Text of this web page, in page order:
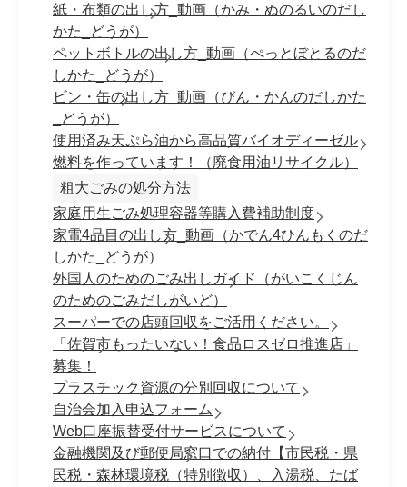
紙・布類の出し方_動画（かみ・ぬのるいのだし
かた_どうが）
ペットボトルの出し方_動画（ぺっとぼとるのだ
しかた_どうが）
ビン・缶の出し方_動画（びん・かんのだしかた
_どうが）
使用済み天ぷら油から高品質バイオディーゼル
燃料を作っています！（廃食用油リサイクル）
粗大ごみの処分方法
家庭用生ごみ処理容器等購入費補助制度
家電4品目の出し方_動画（かでん4ひんもくのだ
しかた_どうが）
外国人のためのごみ出しガイド（がいこくじん
のためのごみだしがいど）
スーパーでの店頭回収をご活用ください。
「佐賀市もったいない！食品ロスゼロ推進店」
募集！
プラスチック資源の分別回収について
自治会加入申込フォーム
Web口座振替受付サービスについて
金融機関及び郵便局窓口での納付【市民税・県
民税・森林環境税（特別徴収）、入湯税、たば